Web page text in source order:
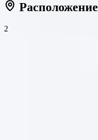
Расположение
2